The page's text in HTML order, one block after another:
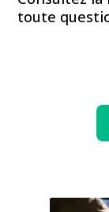
toute